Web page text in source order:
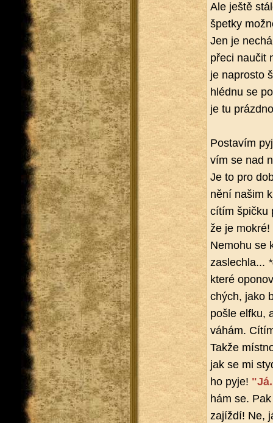
Ale ještě
špet­ky
Jen je
přeci na­u­čit
je na­pros­to
hléd­nu se
je tu
Po­sta­vím
vím se nad
Je to pro
ně­ní našim
cítím špič­ku
že je
Ne­mo­hu se
za­slech­la...
které
chých, jako
pošle elfku,
váhám.
Takže
jak se mi
ho pyje!
hám se.
za­jíž­dí! Ne,